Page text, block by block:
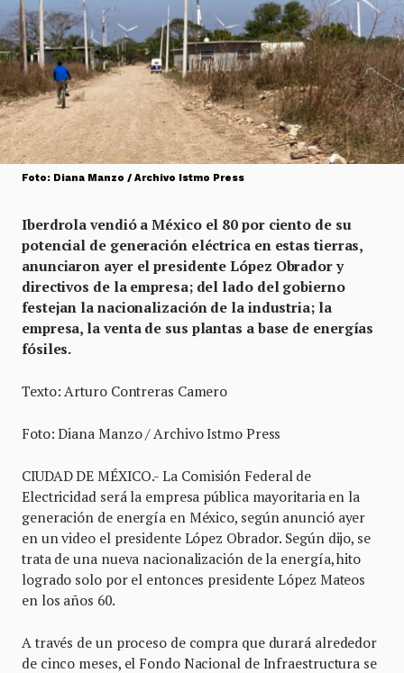
Foto: Diana Manzo / Archivo Istmo Press
Iberdrola vendió a México el 80 por ciento de su
potencial de generación eléctrica en estas tierras,
anunciaron ayer el presidente López Obrador y
directivos de la empresa; del lado del gobierno
festejan la nacionalización de la industria; la
empresa, la venta de sus plantas a base de energías
fósiles.
Texto: Arturo Contreras Camero
Foto: Diana Manzo / Archivo Istmo Press
CIUDAD DE MÉXICO.- La Comisión Federal de
Electricidad será la empresa pública mayoritaria en la
generación de energía en México, según anunció ayer
en un video el presidente López Obrador. Según dijo, se
trata de una nueva nacionalización de la energía, hito
logrado solo por el entonces presidente López Mateos
en los años 60.
A través de un proceso de compra que durará alrededor
de cinco meses, el Fondo Nacional de Infraestructura se